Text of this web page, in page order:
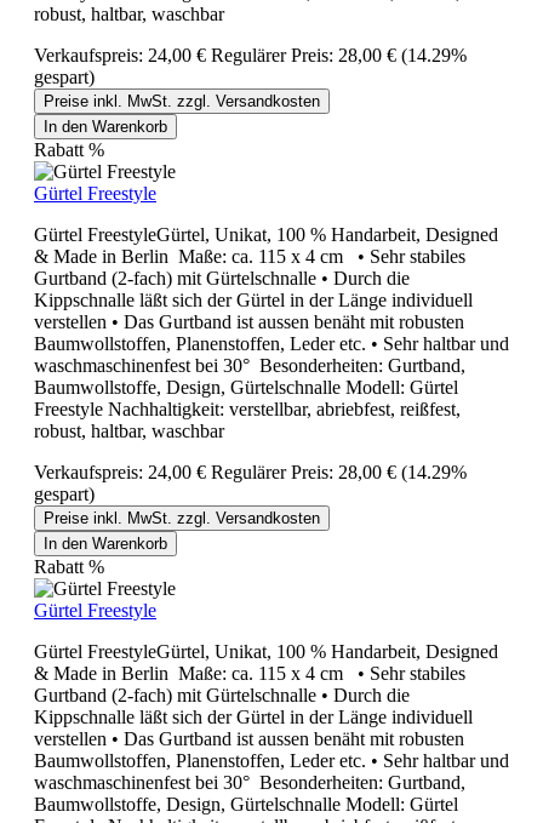
robust, haltbar, waschbar
Verkaufspreis: 24,00 € Regulärer Preis: 28,00 € (14.29%
gespart)
Preise inkl. MwSt. zzgl. Versandkosten
In den Warenkorb
Rabatt %
Gürtel Freestyle
Gürtel FreestyleGürtel, Unikat, 100 % Handarbeit, Designed
& Made in Berlin Maße: ca. 115 x 4 cm • Sehr stabiles
Gurtband (2-fach) mit Gürtelschnalle • Durch die
Kippschnalle läßt sich der Gürtel in der Länge individuell
verstellen • Das Gurtband ist aussen benäht mit robusten
Baumwollstoffen, Planenstoffen, Leder etc. • Sehr haltbar und
waschmaschinenfest bei 30° Besonderheiten: Gurtband,
Baumwollstoffe, Design, Gürtelschnalle Modell: Gürtel
Freestyle Nachhaltigkeit: verstellbar, abriebfest, reißfest,
robust, haltbar, waschbar
Verkaufspreis: 24,00 € Regulärer Preis: 28,00 € (14.29%
gespart)
Preise inkl. MwSt. zzgl. Versandkosten
In den Warenkorb
Rabatt %
Gürtel Freestyle
Gürtel FreestyleGürtel, Unikat, 100 % Handarbeit, Designed
& Made in Berlin Maße: ca. 115 x 4 cm • Sehr stabiles
Gurtband (2-fach) mit Gürtelschnalle • Durch die
Kippschnalle läßt sich der Gürtel in der Länge individuell
verstellen • Das Gurtband ist aussen benäht mit robusten
Baumwollstoffen, Planenstoffen, Leder etc. • Sehr haltbar und
waschmaschinenfest bei 30° Besonderheiten: Gurtband,
Baumwollstoffe, Design, Gürtelschnalle Modell: Gürtel